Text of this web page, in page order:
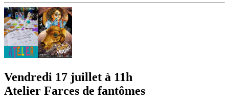
Vendredi 17 juillet à 11h
Atelier Farces de fantômes